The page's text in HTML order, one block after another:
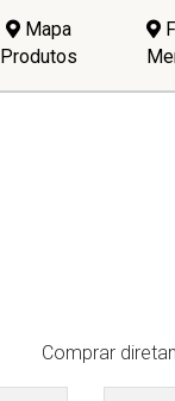
Mapa
Produtos
Comprar